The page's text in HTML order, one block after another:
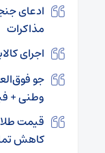
ادعای
مذاکرات
اجرای
جو
وطنی +
کاهش